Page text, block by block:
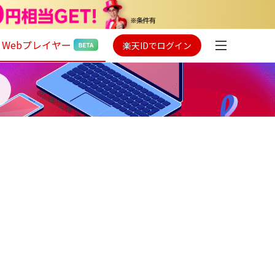
Webプレイヤー 楽天IDでログイン